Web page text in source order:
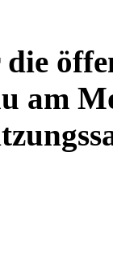
am